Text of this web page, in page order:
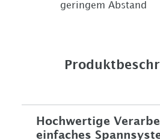
geringem Abstand
Hochwertige
einfaches